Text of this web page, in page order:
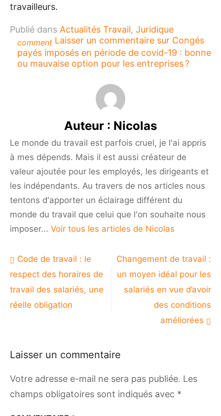
travailleurs.
Publié dans Actualités Travail, Juridique
comment Laisser un commentaire sur Congés
payés imposés en période de covid-19 : bonne
ou mauvaise option pour les entreprises ?
Auteur : Nicolas
Le monde du travail est parfois cruel, je l'ai appris
à mes dépends. Mais il est aussi créateur de
valeur ajoutée pour les employés, les dirigeants et
les indépendants. Au travers de nos articles nous
tentons d'apporter un éclairage différent du
monde du travail que celui que l'on souhaite nous
imposer... Voir tous les articles de Nicolas
Navigation
de
l’article
Code de travail : le
respect des horaires de
travail des salariés, une
réelle obligation
Changement de travail :
un moyen idéal pour les
salariés en vue d’avoir
des conditions
améliorées
Laisser un commentaire
Votre adresse e-mail ne sera pas publiée. Les
champs obligatoires sont indiqués avec *